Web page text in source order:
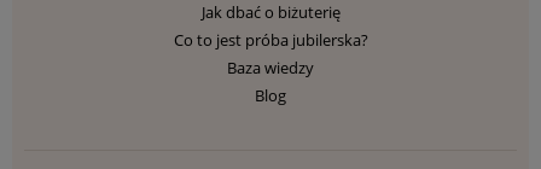
Jak dbać o biżuterię
Co to jest próba jubilerska?
Baza wiedzy
Blog